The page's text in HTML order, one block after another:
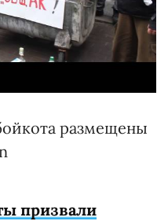
размещены
призвали